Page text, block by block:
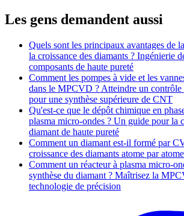
Les gens demandent aussi
Quels sont les principaux avantages de
la croissance des diamants ? Ingénierie
composants de haute pureté
Comment les pompes à vide et les
dans le MPCVD ? Atteindre un contrôle
pour une synthèse supérieure de CNT
Qu'est-ce que le dépôt chimique en
plasma micro-ondes ? Un guide pour la
diamant de haute pureté
Comment un diamant est-il formé par
croissance des diamants atome par atome
Comment un réacteur à plasma micro-
synthèse du diamant ? Maîtrisez la
technologie de précision